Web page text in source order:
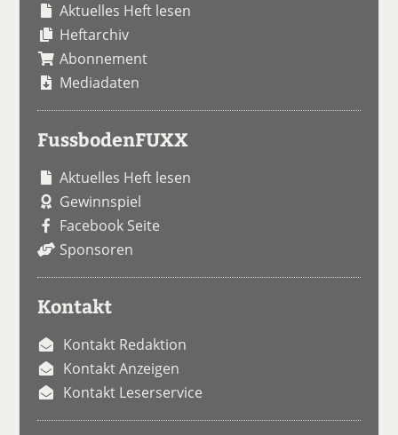
Aktuelles Heft lesen
Heftarchiv
Abonnement
Mediadaten
FussbodenFUXX
Aktuelles Heft lesen
Gewinnspiel
Facebook Seite
Sponsoren
Kontakt
Kontakt Redaktion
Kontakt Anzeigen
Kontakt Leserservice